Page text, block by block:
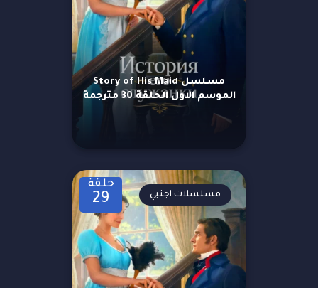
مسلسل Story of His Maid
الموسم الاول الحلقة 30 مترجمة
حلقة
29 مسلسلات اجنبي